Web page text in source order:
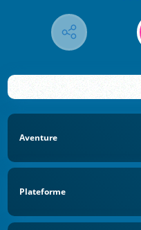
Aventure
Plateforme